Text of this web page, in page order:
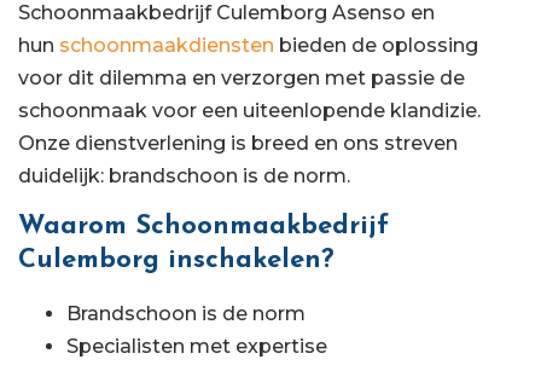
Schoonmaakbedrijf Culemborg Asenso en
hun schoonmaakdiensten bieden de oplossing
voor dit dilemma en verzorgen met passie de
schoonmaak voor een uiteenlopende klandizie.
Onze dienstverlening is breed en ons streven
duidelijk: brandschoon is de norm.
Waarom Schoonmaakbedrijf
Culemborg inschakelen?
Brandschoon is de norm
Specialisten met expertise